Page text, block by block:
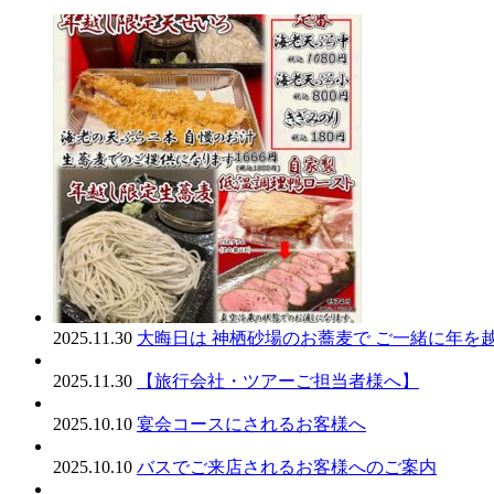
2025.11.30 大晦日は 神栖砂場のお蕎麦で ご一緒に年を
2025.11.30 【旅行会社・ツアーご担当者様へ】
2025.10.10 宴会コースにされるお客様へ
2025.10.10 バスでご来店されるお客様へのご案内